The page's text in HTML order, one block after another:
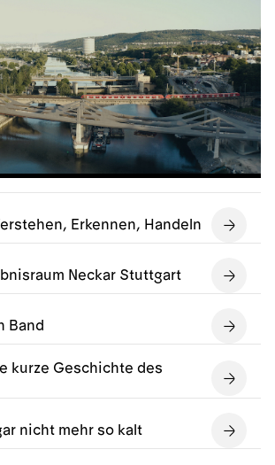
Erkennen, Handeln
Neckar Stuttgart
Band
kurze Geschichte des
nicht mehr so kalt